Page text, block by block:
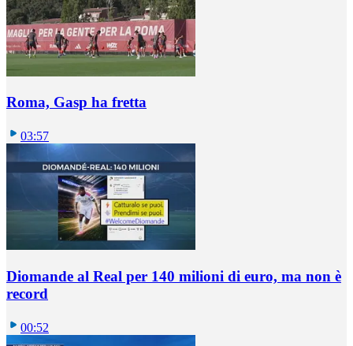
Roma, Gasp ha fretta
03:57
Diomande al Real per 140 milioni di euro, ma non è
record
00:52